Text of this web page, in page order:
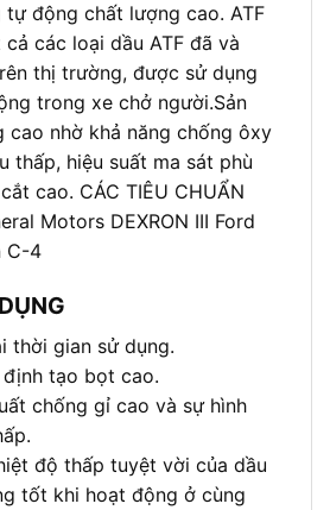
động chất lượng cao. ATF
các loại dầu ATF đã và
thị trường, được sử dụng
trong xe chở người.Sản
cao nhờ khả năng chống ôxy
thấp, hiệu suất ma sát phù
cao. CÁC TIÊU CHUẨN
Motors DEXRON III Ford
C-4
thời gian sử dụng.
tạo bọt cao.
chống gỉ cao và sự hình
độ thấp tuyệt vời của dầu
tốt khi hoạt động ở cùng